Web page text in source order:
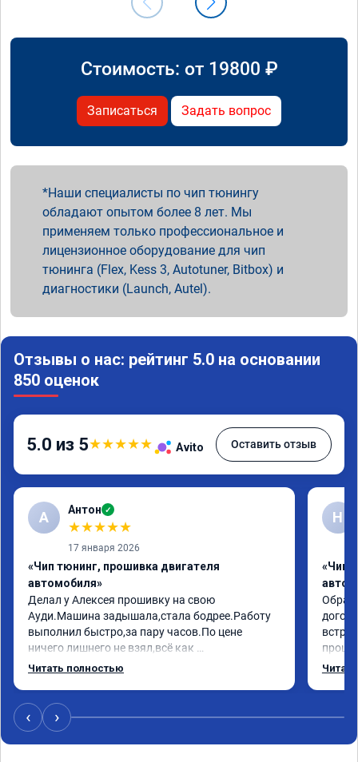
Стоимость: от 19800 ₽
Записаться Задать вопрос
Наши специалисты по чип тюнингу
обладают опытом более 8 лет. Мы
применяем только профессиональное и
лицензионное оборудование для чип
тюнинга (Flex, Kess 3, Autotuner, Bitbox) и
диагностики (Launch, Autel).
Отзывы о нас: рейтинг 5.0 на основании
850 оценок
5.0 из 5★★★★★ Avito Оставить отзыв
А Антон ✓
★★★★★
17 января 2026
«Чип тюнинг, прошивка двигателя
автомобиля»
Делал у Алексея прошивку на свою
Ауди.Машина задышала,стала бодрее.Работу
выполнил быстро,за пару часов.По цене
ничего лишнего не взял,всё как
договаривались заранее.После работы
поломки авто.Однозначно рекомендую
Алексея как грамотного специалиста!
Читать полностью
Н
«Чип
Арман
‹ ›